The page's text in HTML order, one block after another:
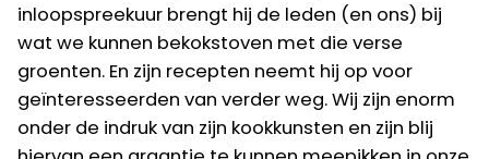
inloopspreekuur brengt hij de leden (en ons) bij
wat we kunnen bekokstoven met die verse
groenten. En zijn recepten neemt hij op voor
geïnteresseerden van verder weg. Wij zijn enorm
onder de indruk van zijn kookkunsten en zijn blij